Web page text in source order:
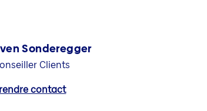
Sonderegger
Clients
contact